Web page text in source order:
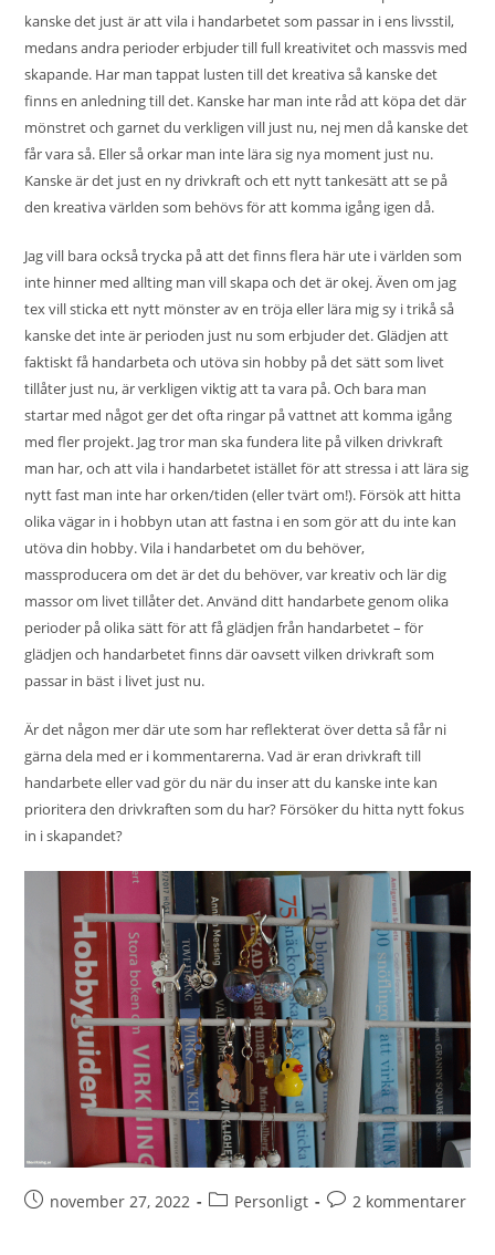
kanske det just är att vila i handarbetet som passar in i ens livsstil,
medans andra perioder erbjuder till full kreativitet och massvis med
skapande. Har man tappat lusten till det kreativa så kanske det
finns en anledning till det. Kanske har man inte råd att köpa det där
mönstret och garnet du verkligen vill just nu, nej men då kanske det
får vara så. Eller så orkar man inte lära sig nya moment just nu.
Kanske är det just en ny drivkraft och ett nytt tankesätt att se på
den kreativa världen som behövs för att komma igång igen då.
Jag vill bara också trycka på att det finns flera här ute i världen som
inte hinner med allting man vill skapa och det är okej. Även om jag
tex vill sticka ett nytt mönster av en tröja eller lära mig sy i trikå så
kanske det inte är perioden just nu som erbjuder det. Glädjen att
faktiskt få handarbeta och utöva sin hobby på det sätt som livet
tillåter just nu, är verkligen viktig att ta vara på. Och bara man
startar med något ger det ofta ringar på vattnet att komma igång
med fler projekt. Jag tror man ska fundera lite på vilken drivkraft
man har, och att vila i handarbetet istället för att stressa i att lära sig
nytt fast man inte har orken/tiden (eller tvärt om!). Försök att hitta
olika vägar in i hobbyn utan att fastna i en som gör att du inte kan
utöva din hobby. Vila i handarbetet om du behöver,
massproducera om det är det du behöver, var kreativ och lär dig
massor om livet tillåter det. Använd ditt handarbete genom olika
perioder på olika sätt för att få glädjen från handarbetet – för
glädjen och handarbetet finns där oavsett vilken drivkraft som
passar in bäst i livet just nu.
Är det någon mer där ute som har reflekterat över detta så får ni
gärna dela med er i kommentarerna. Vad är eran drivkraft till
handarbete eller vad gör du när du inser att du kanske inte kan
prioritera den drivkraften som du har? Försöker du hitta nytt fokus
in i skapandet?
november 27, 2022 Personligt 2 kommentarer